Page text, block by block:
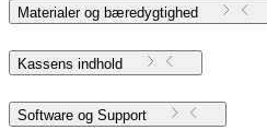
Materialer og bæredygtighed
Kassens indhold
Software og Support